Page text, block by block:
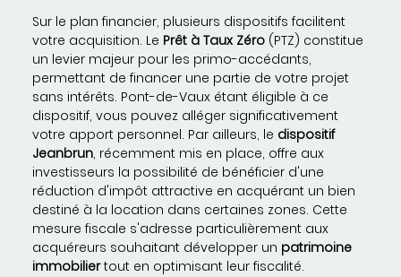
Sur le plan financier, plusieurs dispositifs facilitent
votre acquisition. Le Prêt à Taux Zéro (PTZ) constitue
un levier majeur pour les primo-accédants,
permettant de financer une partie de votre projet
sans intérêts. Pont-de-Vaux étant éligible à ce
dispositif, vous pouvez alléger significativement
votre apport personnel. Par ailleurs, le dispositif
Jeanbrun, récemment mis en place, offre aux
investisseurs la possibilité de bénéficier d'une
réduction d'impôt attractive en acquérant un bien
destiné à la location dans certaines zones. Cette
mesure fiscale s'adresse particulièrement aux
acquéreurs souhaitant développer un patrimoine
immobiliertout en optimisant leur fiscalité.